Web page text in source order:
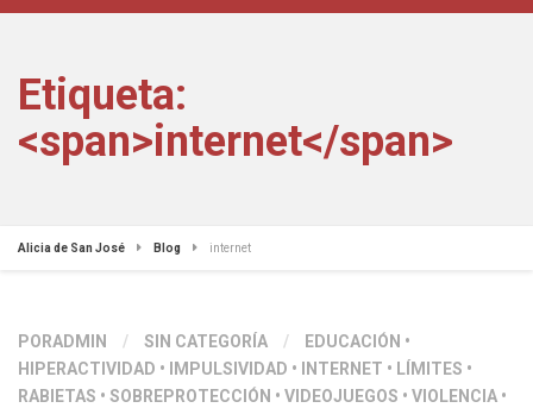
Etiqueta:
<span>internet</span>
Alicia de San José Blog internet
PORADMIN / SIN CATEGORÍA / EDUCACIÓN •
HIPERACTIVIDAD • IMPULSIVIDAD • INTERNET • LÍMITES •
RABIETAS • SOBREPROTECCIÓN • VIDEOJUEGOS • VIOLENCIA •